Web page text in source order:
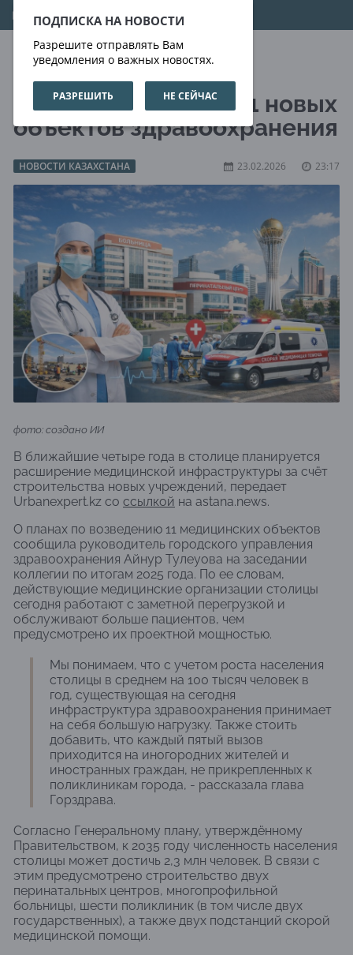
ПОДПИСКА НА НОВОСТИ
Разрешите отправлять Вам
уведомления о важных новостях.
РАЗРЕШИТЬ НЕ СЕЙЧАС
09.08.2026 20:05:34
В Астане построят 11 новых
объектов здравоохранения
НОВОСТИ КАЗАХСТАНА 23.02.2026 23:17
фото: создано ИИ
В ближайшие четыре года в столице планируется
расширение медицинской инфраструктуры за счёт
строительства новых учреждений, передает
Urbanexpert.kz со ссылкой на astana.news.
О планах по возведению 11 медицинских объектов
сообщила руководитель городского управления
здравоохранения Айнур Тулеуова на заседании
коллегии по итогам 2025 года. По ее словам,
действующие медицинские организации столицы
сегодня работают с заметной перегрузкой и
обслуживают больше пациентов, чем
предусмотрено их проектной мощностью.
Мы понимаем, что с учетом роста населения
столицы в среднем на 100 тысяч человек в
год, существующая на сегодня
инфраструктура здравоохранения принимает
на себя большую нагрузку. Также стоить
добавить, что каждый пятый вызов
приходится на иногородних жителей и
иностранных граждан, не прикрепленных к
поликлиникам города, - рассказала глава
Горздрава.
Согласно Генеральному плану, утверждённому
Правительством, к 2035 году численность населения
столицы может достичь 2,3 млн человек. В связи с
этим предусмотрено строительство двух
перинатальных центров, многопрофильной
больницы, шести поликлиник (в том числе двух
государственных), а также двух подстанций скорой
медицинской помощи.